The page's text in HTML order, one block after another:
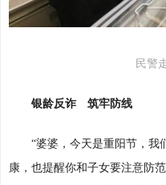
民警
银龄反诈 筑牢防线
“婆婆，今天是重阳节，我
康，也提醒你和子女要注意防